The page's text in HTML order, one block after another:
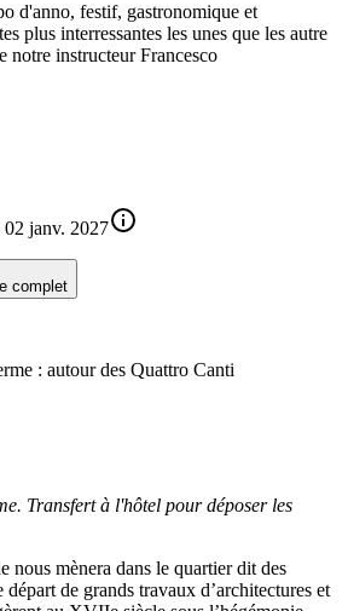
d'anno, festif, gastronomique et
plus interressantes les unes que les autre
notre instructeur Francesco
02 janv. 2027
complet
: autour des Quattro Canti
Transfert à l'hôtel pour déposer les
nous mènera dans le quartier dit des
départ de grands travaux d’architectures et